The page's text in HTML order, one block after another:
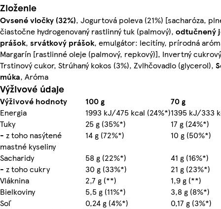
Zloženie
Ovsené vločky (32%), Jogurtová poleva (21%) [sacharóza,
čiastočne hydrogenovaný rastlinný tuk (palmový), odtučnený
prášok, srvátkový prášok, emulgátor: lecitíny, prírodná
Margarín [rastlinné oleje (palmový, repkový)], Invertný
Trstinový cukor, Strúhaný kokos (3%), Zvlhčovadlo (glycerol),
múka, Aróma
Výživové údaje
Výživové hodnoty 100 g
70 g
Energia
1993 kJ/475 kcal (24%*)1395 kJ/333
Tuky
25 g (35%*)
17 g (24%*)
- z toho nasýtené
mastné kyseliny
14 g (72%*)
10 g (50%*)
Sacharidy
58 g (22%*)
41 g (16%*)
- z toho cukry
30 g (33%*)
21 g (23%*)
Vláknina
2,7 g (**)
1,9 g (**)
Bielkoviny
5,5 g (11%*)
3,8 g (8%*)
Soľ
0,24 g (4%*)
0,17 g (3%*)